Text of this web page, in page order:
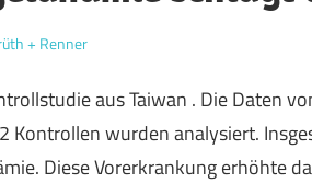
+ Renner
aus Taiwan . Die Daten
Kontrollen wurden analysiert.
Diese Vorerkrankung erhöhte